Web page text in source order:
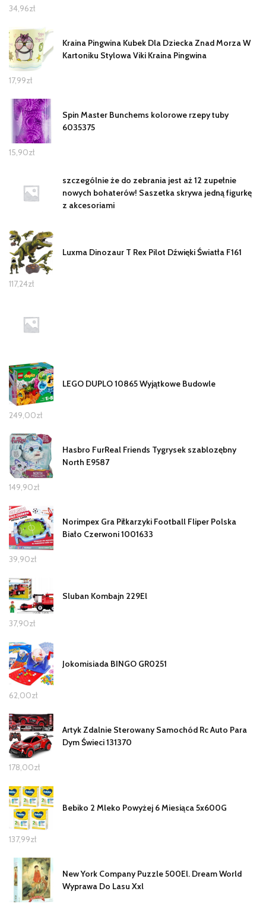
34,96zł
Kraina Pingwina Kubek Dla Dziecka Znad Morza W
Kartoniku Stylowa Viki Kraina Pingwina
17,99zł
Spin Master Bunchems kolorowe rzepy tuby
6035375
15,90zł
szczególnie że do zebrania jest aż 12 zupełnie
nowych bohaterów! Saszetka skrywa jedną figurkę
z akcesoriami
Luxma Dinozaur T Rex Pilot Dźwięki Światła F161
117,24zł
LEGO DUPLO 10865 Wyjątkowe Budowle
249,00zł
Hasbro FurReal Friends Tygrysek szablozębny
North E9587
149,90zł
Norimpex Gra Piłkarzyki Football Fliper Polska
Biało Czerwoni 1001633
39,90zł
Sluban Kombajn 229El
37,90zł
Jokomisiada BINGO GR0251
62,00zł
Artyk Zdalnie Sterowany Samochód Rc Auto Para
Dym Świeci 131370
178,00zł
Bebiko 2 Mleko Powyżej 6 Miesiąca 5x600G
137,99zł
New York Company Puzzle 500El. Dream World
Wyprawa Do Lasu Xxl